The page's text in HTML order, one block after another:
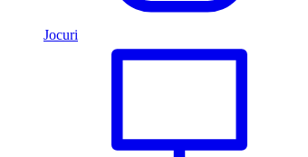
Jocuri